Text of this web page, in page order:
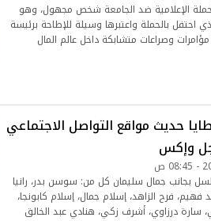
الإعلامية ضد الجامعة شخص مجهول، وهو
بالحملة واعتبرها وسيلة للإطاحة برئيسة
وصراعات متشابكة داخل عالم المال
حديث مواقع التواصل الاجتماعي
وإكس
بجانب جمال سليمان كل من: سوسن بدر، رانيا
فرح الزاهد، إسلام جمال، إسلام كابونجا،
سارة درزاوي، أشرف زكي، هنادي عبد الخالق